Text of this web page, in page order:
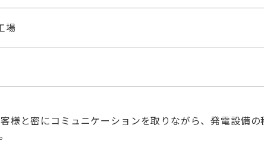
場
様と密にコミュニケーションを取りながら、発電設備